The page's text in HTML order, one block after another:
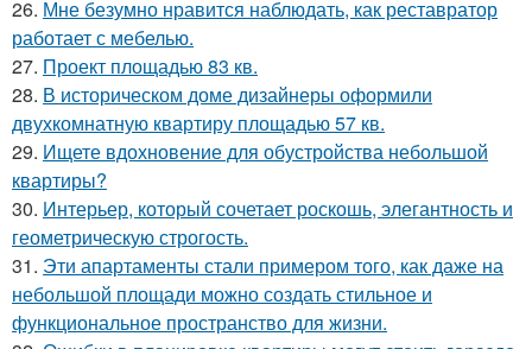
26. Мне безумно нравится наблюдать, как реставратор
работает с мебелью.
27. Проект площадью 83 кв.
28. В историческом доме дизайнеры оформили
двухкомнатную квартиру площадью 57 кв.
29. Ищете вдохновение для обустройства небольшой
квартиры?
30. Интерьер, который сочетает роскошь, элегантность и
геометрическую строгость.
31. Эти апартаменты стали примером того, как даже на
небольшой площади можно создать стильное и
функциональное пространство для жизни.